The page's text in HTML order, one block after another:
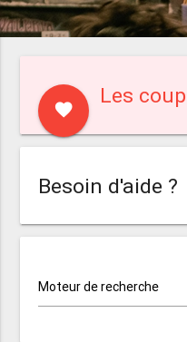
favorite
Les
Besoin d'aide ?
Moteur de recherche